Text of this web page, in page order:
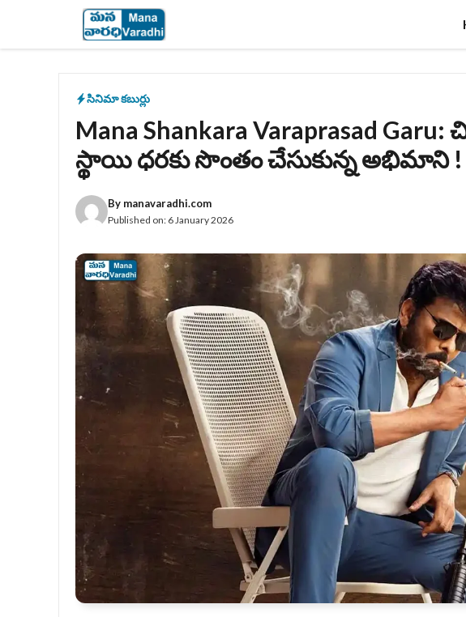
content
సినిమా కబుర్లు
Mana Shankara Varaprasad
స్థాయి ధరకు సొంతం చేసుకున్న అభిమాని !
By manavaradhi.com
Published on: 6 January 2026